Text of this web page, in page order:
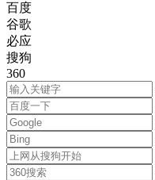
百度
谷歌
必应
搜狗
360